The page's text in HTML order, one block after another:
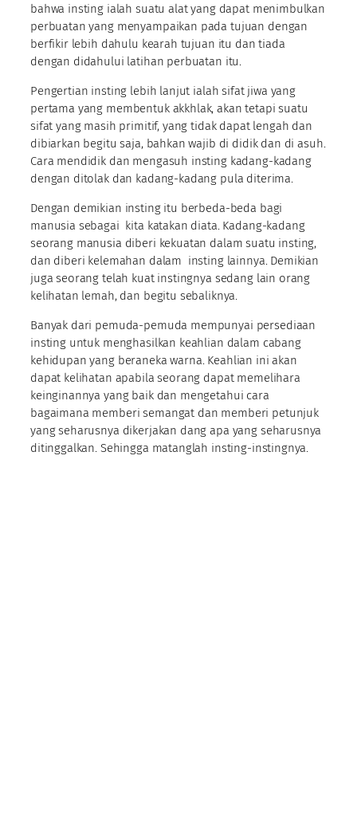
bahwa insting ialah suatu alat yang dapat menimbulkan
perbuatan yang menyampaikan pada tujuan dengan
berfikir lebih dahulu kearah tujuan itu dan tiada
dengan didahului latihan perbuatan itu.
Pengertian insting lebih lanjut ialah sifat jiwa yang
pertama yang membentuk akkhlak, akan tetapi suatu
sifat yang masih primitif, yang tidak dapat lengah dan
dibiarkan begitu saja, bahkan wajib di didik dan di asuh.
Cara mendidik dan mengasuh insting kadang-kadang
dengan ditolak dan kadang-kadang pula diterima.
Dengan demikian insting itu berbeda-beda bagi
manusia sebagai kita katakan diata. Kadang-kadang
seorang manusia diberi kekuatan dalam suatu insting,
dan diberi kelemahan dalam insting lainnya. Demikian
juga seorang telah kuat instingnya sedang lain orang
kelihatan lemah, dan begitu sebaliknya.
Banyak dari pemuda-pemuda mempunyai persediaan
insting untuk menghasilkan keahlian dalam cabang
kehidupan yang beraneka warna. Keahlian ini akan
dapat kelihatan apabila seorang dapat memelihara
keinginannya yang baik dan mengetahui cara
bagaimana memberi semangat dan memberi petunjuk
yang seharusnya dikerjakan dang apa yang seharusnya
ditinggalkan. Sehingga matanglah insting-instingnya.